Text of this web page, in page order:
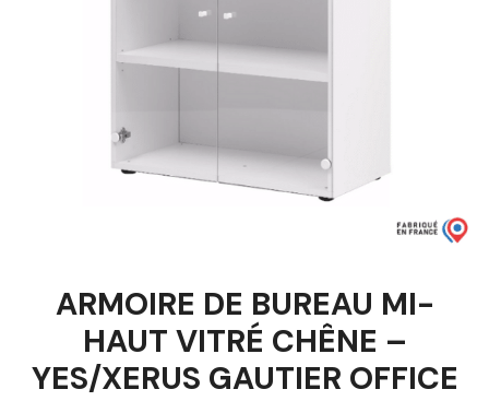
ARMOIRE DE BUREAU MI-
HAUT VITRÉ CHÊNE –
YES/XERUS GAUTIER OFFICE